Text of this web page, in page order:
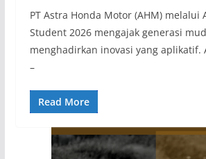
PT Astra Honda Motor (AHM) melalui
Student 2026 mengajak generasi
menghadirkan inovasi yang aplikatif.
–
Read More